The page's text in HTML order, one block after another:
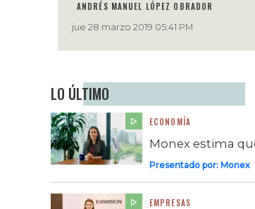
jue 28 marzo 2019 05:41 PM
ANDRÉS MANUEL LÓPEZ OBRADOR
LO ÚLTIMO
ECONOMÍA
Monex estima
Presentado por: Monex
EMPRESAS